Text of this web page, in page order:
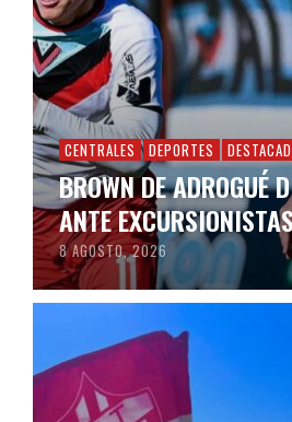
CENTRALES DEPORTES
BROWN DE ADROGUÉ
ANTE
8 AGOSTO, 2026